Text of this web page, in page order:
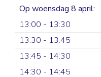
Op woensdag 8 april:
13:00 - 13:30
13:30 - 13:45
13:45 - 14:30
14:30 - 14:45